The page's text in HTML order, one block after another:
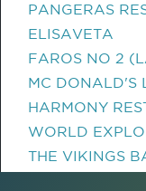
PANGERAS
ELISAVETA
FAROS NO 2
MC DONALD'S
HARMONY
WORLD
THE VIKINGS